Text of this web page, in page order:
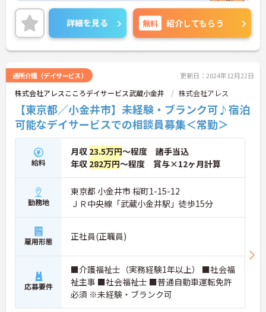
充実した日々を送れます！
未経験やブランクがある方も安心してご就業してい
ただけます。
ご興味のある方は、お気軽にお問い合わせくださ
い。
詳細を見る 無料 紹介してもらう
通所介護（デイサービス） 更新日：2024年12月22日
株式会社アレスこころデイサービス武蔵小金井 株式会社アレス
【東京都／小金井市】未経験・ブランク可♪宿泊
可能なデイサービスでの相談員募集＜常勤＞
給料
月収 23.5万円～程度 諸手当込
年収 282万円～程度 賞与×12ヶ月計算
勤務地
東京都 小金井市 桜町1-15-12
ＪＲ中央線「武蔵小金井駅」徒歩15分
雇用形態 正社員(正職員)
応募要件
■介護福祉士（実務経験1年以上） ■社会福
祉主事 ■社会福祉士 ■普通自動車運転免許
必須 ※未経験・ブランク可